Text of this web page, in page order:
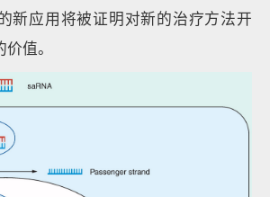
新应用将被证明对新的治疗方法开
值。